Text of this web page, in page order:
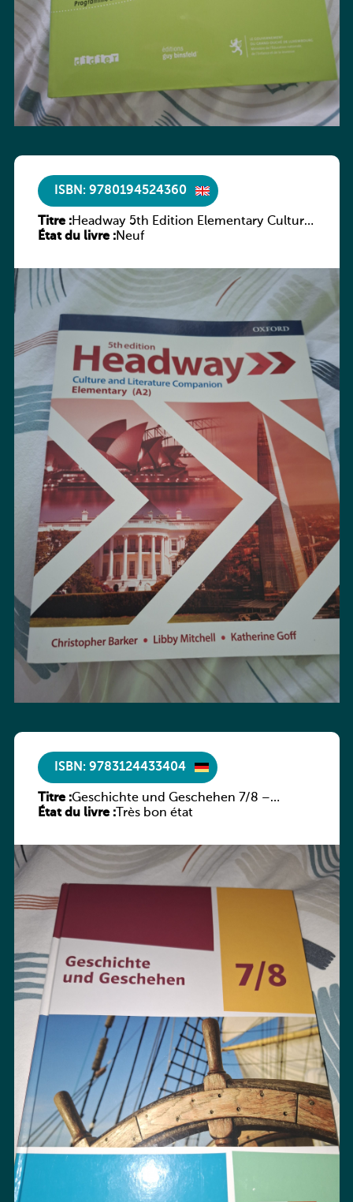
ISBN: 9780194524360
Titre :Headway 5th Edition Elementary Culture
and Literature Companion
État du livre :Neuf
ISBN: 9783124433404
Titre :Geschichte und Geschehen 7/8 –
Rheinland-Pfalz
État du livre :Très bon état